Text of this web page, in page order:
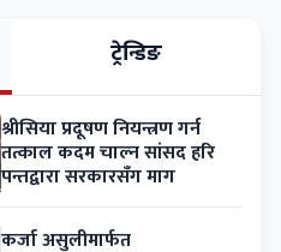
ट्रेन्डिङ
श्रीसिया प्रदूषण नियन्त्रण गर्न
तत्काल कदम चाल्न सांसद हरि
पन्तद्वारा सरकारसँग माग
कर्जा असुलीमार्फत